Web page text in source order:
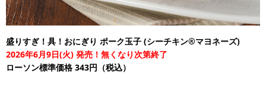
盛りすぎ！具！おにぎり ポーク玉子 (シーチキン®マヨネーズ)
2026年6月9日(火) 発売！無くなり次第終了
ローソン標準価格 343円（税込）